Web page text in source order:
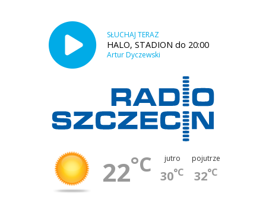
SŁUCHAJ TERAZ
HALO, STADION do 20:00
Artur Dyczewski
22°C jutro
30°C
pojutrze
32°C